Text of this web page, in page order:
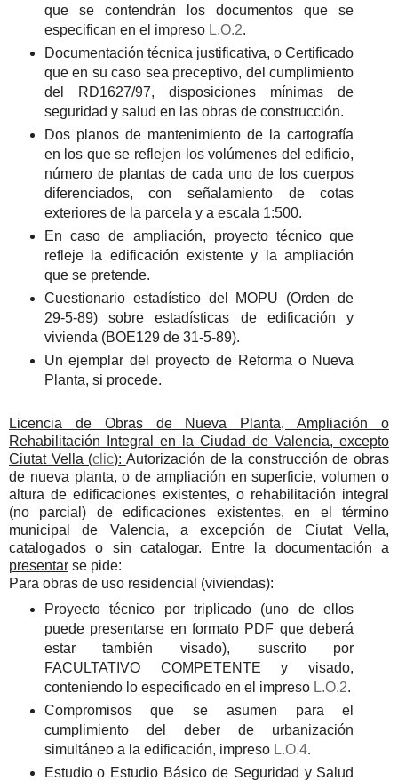
que se contendrán los documentos que se
especifican en el impreso L.O.2.
Documentación técnica justificativa, o Certificado
que en su caso sea preceptivo, del cumplimiento
del RD1627/97, disposiciones mínimas de
seguridad y salud en las obras de construcción.
Dos planos de mantenimiento de la cartografía
en los que se reflejen los volúmenes del edificio,
número de plantas de cada uno de los cuerpos
diferenciados, con señalamiento de cotas
exteriores de la parcela y a escala 1:500.
En caso de ampliación, proyecto técnico que
refleje la edificación existente y la ampliación
que se pretende.
Cuestionario estadístico del MOPU (Orden de
29-5-89) sobre estadísticas de edificación y
vivienda (BOE129 de 31-5-89).
Un ejemplar del proyecto de Reforma o Nueva
Planta, si procede.
Licencia de Obras de Nueva Planta, Ampliación o
Rehabilitación Integral en la Ciudad de Valencia, excepto
Ciutat Vella (clic): Autorización de la construcción de obras
de nueva planta, o de ampliación en superficie, volumen o
altura de edificaciones existentes, o rehabilitación integral
(no parcial) de edificaciones existentes, en el término
municipal de Valencia, a excepción de Ciutat Vella,
catalogados o sin catalogar. Entre la documentación a
presentar se pide:
Para obras de uso residencial (viviendas):
Proyecto técnico por triplicado (uno de ellos
puede presentarse en formato PDF que deberá
estar también visado), suscrito por
FACULTATIVO COMPETENTE y visado,
conteniendo lo especificado en el impreso L.O.2.
Compromisos que se asumen para el
cumplimiento del deber de urbanización
simultáneo a la edificación, impreso L.O.4.
Estudio o Estudio Básico de Seguridad y Salud